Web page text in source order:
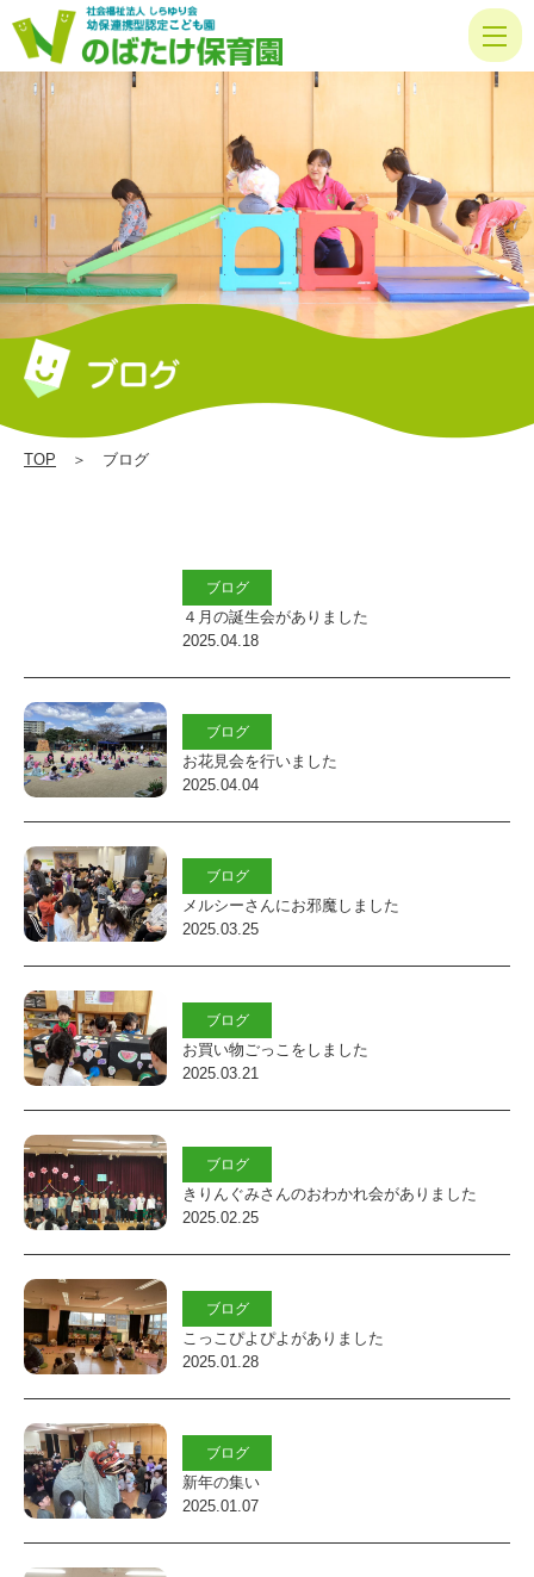
ロ
グ Page
|
の
ば
た
け
育
祉
法
ゆ
会
保
携
こ
ど
園
TOP ＞ ブログ
ブログ
４月の誕生会がありました
2025.04.18
ブログ
お花見会を行いました
2025.04.04
ブログ
メルシーさんにお邪魔しました
2025.03.25
ブログ
お買い物ごっこをしました
2025.03.21
ブログ
きりんぐみさんのおわかれ会がありました
2025.02.25
ブログ
こっこぴよぴよがありました
2025.01.28
ブログ
新年の集い
2025.01.07